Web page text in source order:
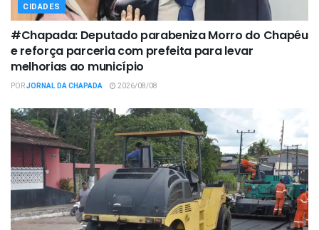
CIDADES
#Chapada: Deputado parabeniza Morro do Chapéu
e reforça parceria com prefeita para levar
melhorias ao município
PORJORNAL DA CHAPADA 2026/08/08